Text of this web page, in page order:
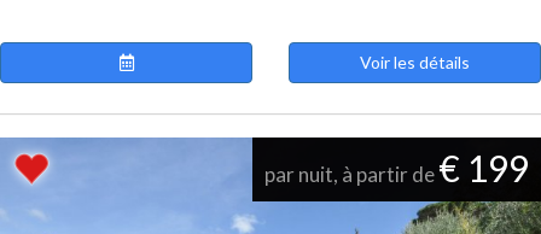
Voir les détails
par nuit, à partir de€ 199